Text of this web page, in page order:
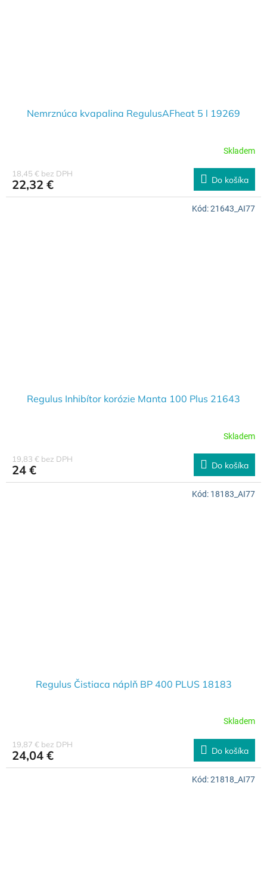
Nemrznúca kvapalina RegulusAFheat 5 l 19269
Skladem
18,45 € bez DPH
22,32 € Do košíka
Regulus Inhibítor korózie Manta 100 Plus 21643
Skladem
19,83 € bez DPH
24 € Do košíka
Kód:21643_AI77
Regulus Čistiaca náplň BP 400 PLUS 18183
Skladem
19,87 € bez DPH
24,04 € Do košíka
Kód: 18183_AI77
Kód:21818_AI77